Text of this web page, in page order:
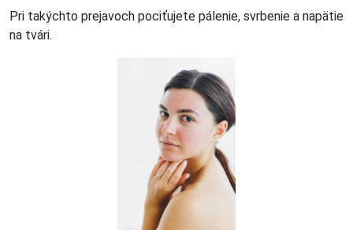
Pri takýchto prejavoch pociťujete pálenie, svrbenie a napätie
na tvári.